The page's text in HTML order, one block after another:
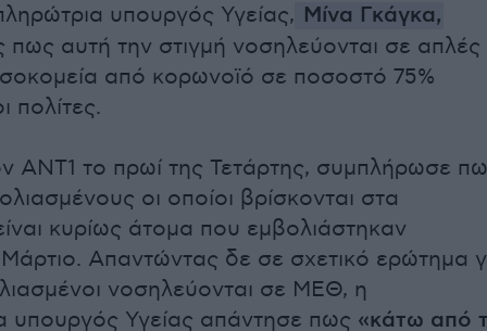
υπουργός Υγείας, Μίνα Γκάγκα,
πως αυτή την στιγμή νοσηλεύονται σε απλές
από κορωνοϊό σε ποσοστό 75%
πολίτες.
ΑΝΤ1 το πρωί της Τετάρτης, συμπλήρωσε
οι οποίοι βρίσκονται στα
κυρίως άτομα που εμβολιάστηκαν
Απαντώντας δε σε σχετικό ερώτημα
νοσηλεύονται σε ΜΕΘ, η
υπουργός Υγείας απάντησε πως «κάτω από